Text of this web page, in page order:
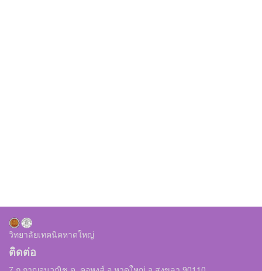
วิทยาลัยเทคนิคหาดใหญ่
ติดต่อ